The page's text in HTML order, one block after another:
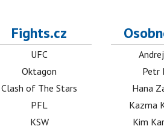
Fights.cz
UFC
Oktagon
Clash of The Stars
PFL
KSW
Petr
Hana
Kazma
Kim